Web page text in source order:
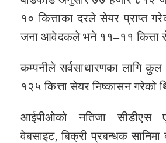
१० कित्ताका दरले सेयर प्राप्त
जना आवेदकले भने ११–११ कित्ता
कम्पनीले सर्वसाधारणका लागि
१२५ कित्ता सेयर निष्कासन गरेको
आईपीओको नतिजा सीडीएस
वेबसाइट, बिक्री प्रबन्धक सानिमा